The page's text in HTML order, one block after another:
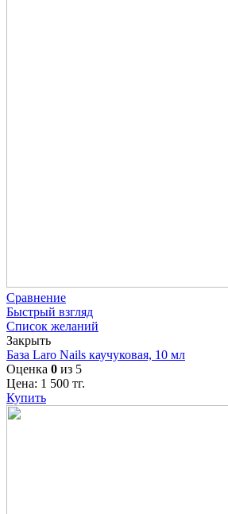
Сравнение
Быстрый взгляд
Список желаний
Закрыть
База Laro Nails каучуковая, 10 мл
Оценка 0 из 5
Цена: 1 500 тг.
Купить